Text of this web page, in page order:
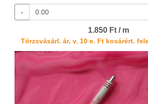
-
1.850 Ft / m
Törzsvásárl. ár, v. 10 e. Ft kosárért.